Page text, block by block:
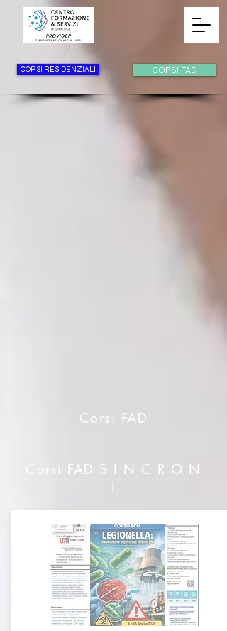
CORSI RESIDENZIALI CORSI FAD
Corsi FAD
Corsi FAD S I N C R O N
I